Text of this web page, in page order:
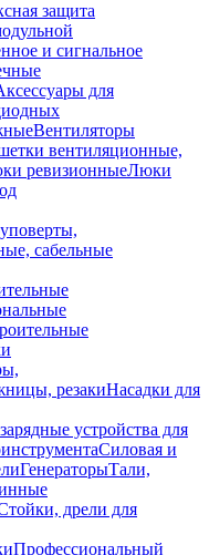
защита
и сигнальное
для
Вентиляторы
вентиляционные,
ревизионныеЛюки
сабельные
резакиНасадки для
устройства для
Силовая и
ГенераторыТали,
дрели для
Профессиональный